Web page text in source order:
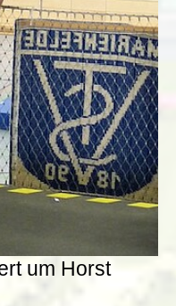
um Horst